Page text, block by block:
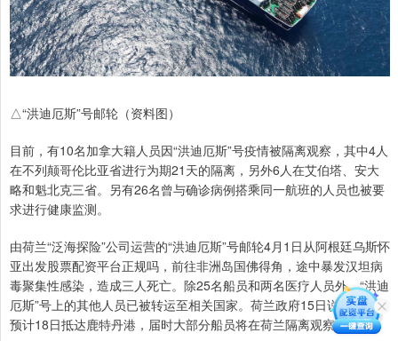
△“洪迪厄斯”号邮轮（资料图）
目前，有10名加拿大籍人员因“洪迪厄斯”号疫情被隔离观察，其中4人
在不列颠哥伦比亚省进行为期21天的隔离，另外6人在艾伯塔、安大
略和魁北克三省。另有26名曾与确诊病例搭乘同一航班的人员也被要
求进行健康监测。
由荷兰“泛海探险”公司运营的“洪迪厄斯”号邮轮4月1日从阿根廷乌斯怀
亚出发股票配资平台正规吗，前往非洲岛国佛得角，途中暴发汉坦病
毒聚集性感染，造成三人死亡。除25名船员和两名医疗人员外，“洪迪
厄斯”号上的其他人员已被转运至相关国家。荷兰政府15日说，该邮轮
预计18日抵达鹿特丹港，届时大部分船员将在荷兰隔离观察6周。